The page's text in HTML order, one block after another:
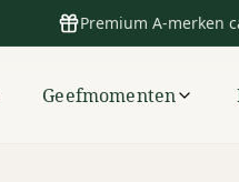
Premium A-merken
Geefmomenten